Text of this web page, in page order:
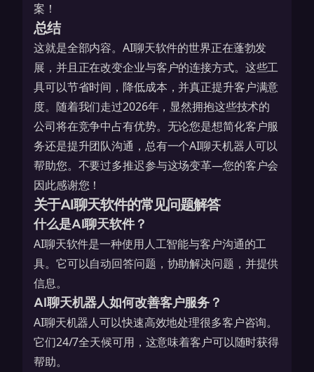
案！
总结
这就是全部内容。AI聊天软件的世界正在蓬勃发
展，并且正在改变企业与客户的连接方式。这些工
具可以节省时间，降低成本，并真正提升客户满意
度。随着我们走过2026年，显然拥抱这些技术的
公司将在竞争中占有优势。无论您是想简化客户服
务还是提升团队沟通，总有一个AI聊天机器人可以
帮助您。不要过多推迟参与这场变革—您的客户会
因此感谢您！
关于AI聊天软件的常见问题解答
什么是AI聊天软件？
AI聊天软件是一种使用人工智能与客户沟通的工
具。它可以自动回答问题，协助解决问题，并提供
信息。
AI聊天机器人如何改善客户服务？
AI聊天机器人可以快速高效地处理很多客户咨询。
它们24/7全天候可用，这意味着客户可以随时获得
帮助。